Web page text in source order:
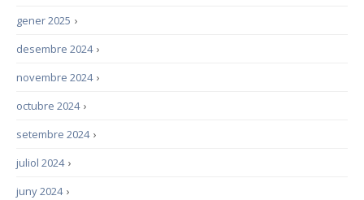
›
gener 2025
›
desembre 2024
›
novembre 2024
›
octubre 2024
›
setembre 2024
›
juliol 2024
›
juny 2024